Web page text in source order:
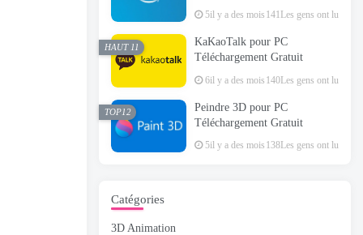
5il y a des mois 141Les gens ont lu
KaKaoTalk pour PC
Téléchargement Gratuit
6il y a des mois 140Les gens ont lu
HAUT 11
Peindre 3D pour PC
Téléchargement Gratuit
5il y a des mois 138Les gens ont lu
TOP12
Catégories
3D Animation